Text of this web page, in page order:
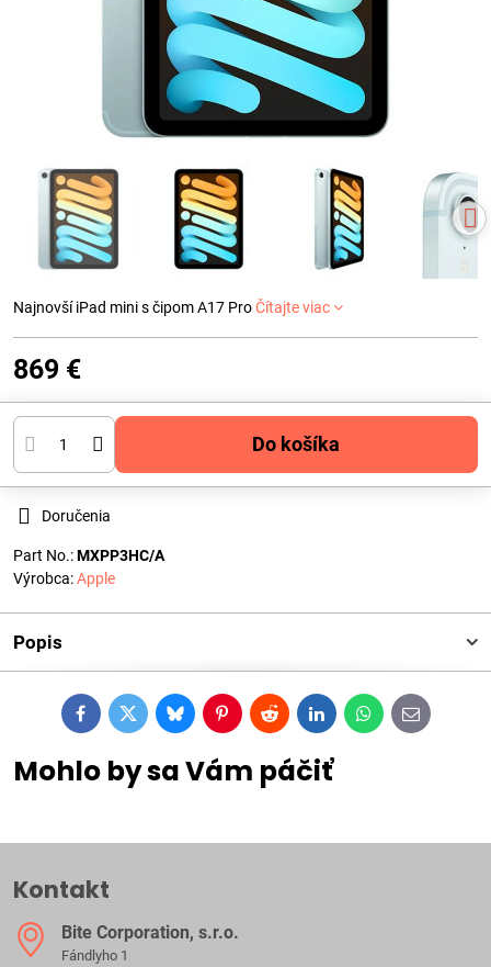
Najnovší iPad mini s čipom A17 ProČítajte viac
869 €
Do košíka
Doručenia
Part No.:MXPP3HC/A
Výrobca:Apple
Popis
FacebookTwitterBlueskyPinterestRedditLinkedInWhatsApp
E-
mail
Mohlo by sa Vám páčiť
Kontakt
Bite Corporation, s​.r​.o​.
Fándlyho 1